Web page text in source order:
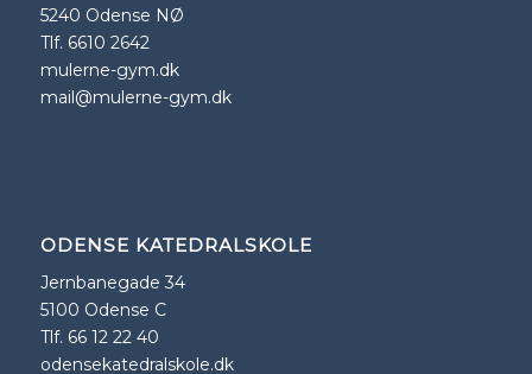
5240 Odense NØ
Tlf. 6610 2642
mulerne-gym.dk
mail@mulerne-gym.dk
ODENSE KATEDRALSKOLE
Jernbanegade 34
5100 Odense C
Tlf. 66 12 22 40
odensekatedralskole.dk